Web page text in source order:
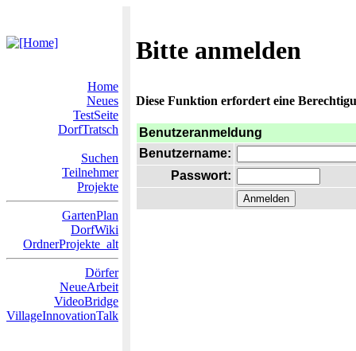
Bitte anmelden
Home
Neues
TestSeite
DorfTratsch
Suchen
Teilnehmer
Projekte
GartenPlan
DorfWiki
OrdnerProjekte_alt
Dörfer
NeueArbeit
VideoBridge
VillageInnovationTalk
Diese Funktion erfordert eine
Benutzeranmeldung
Benutzername:
Passwort: